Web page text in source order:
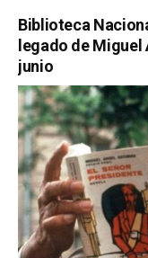
Biblioteca
legado de
junio